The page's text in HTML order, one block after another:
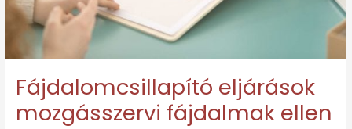
Fájdalomcsillapító eljárások
mozgásszervi fájdalmak ellen